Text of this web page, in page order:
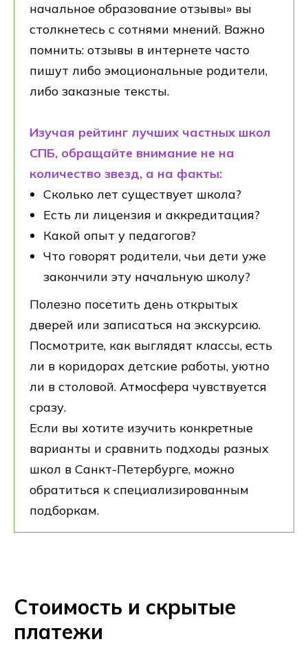
начальное образование отзывы» вы
столкнетесь с сотнями мнений. Важно
помнить: отзывы в интернете часто
пишут либо эмоциональные родители,
либо заказные тексты.
Изучая рейтинг лучших частных школ
СПБ, обращайте внимание не на
количество звезд, а на факты:
Сколько лет существует школа?
Есть ли лицензия и аккредитация?
Какой опыт у педагогов?
Что говорят родители, чьи дети уже
закончили эту начальную школу?
Полезно посетить день открытых
дверей или записаться на экскурсию.
Посмотрите, как выглядят классы, есть
ли в коридорах детские работы, уютно
ли в столовой. Атмосфера чувствуется
сразу.
Если вы хотите изучить конкретные
варианты и сравнить подходы разных
школ в Санкт-Петербурге, можно
обратиться к специализированным
подборкам.
Стоимость и скрытые
платежи